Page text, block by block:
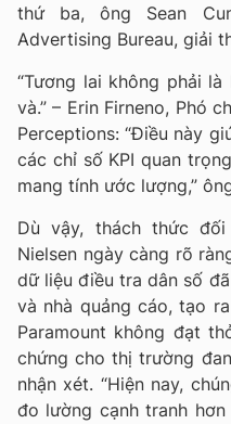
thứ ba, ông Sean
Advertising Bureau, giải
“Tương lai không phải là
và.” – Erin Firneno, Phó
Perceptions: “Điều này
các chỉ số KPI quan
mang tính ước lượng,”
Dù vậy, thách thức
Nielsen ngày càng rõ
dữ liệu điều tra dân số
và nhà quảng cáo, tạo
Paramount không đạt
chứng cho thị trường
nhận xét. “Hiện nay,
đo lường cạnh tranh